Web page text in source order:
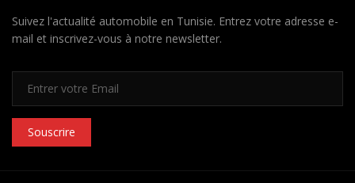
Suivez l'actualité automobile en Tunisie. Entrez votre adresse e-
mail et inscrivez-vous à notre newsletter.
Souscrire